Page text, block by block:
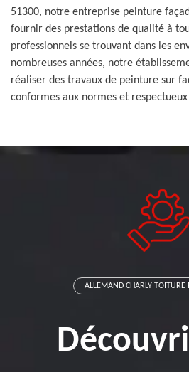
51300, notre entreprise peinture
fournir des prestations de qualité à
professionnels se trouvant dans les
nombreuses années, notre
réaliser des travaux de peinture sur
conformes aux normes et respectueux
ALLEMAND CHARLY TOITURE